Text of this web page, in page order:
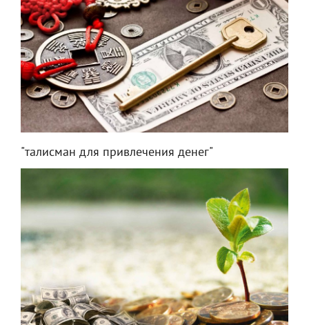
"талисман для привлечения денег"